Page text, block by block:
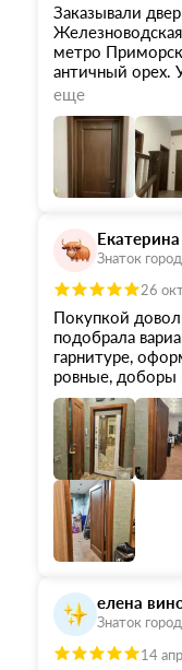
Заказывали
метро
античный орех.
месяцев назад.
использовании.
кем общались.
Грамотный
двери, плинтуса
срок!!! Двери
Качество
Екатерина и
команды!!! Нам
материалы,
по моему
Качество
еще
Знаток
26
Покупкой
подобрала
гарнитуре,
ровные, доборы
елена
Знаток
14